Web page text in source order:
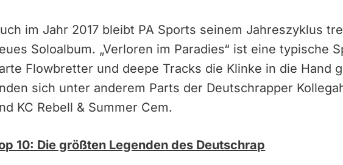
im Jahr 2017 bleibt PA Sports seinem Jahreszyklus
Soloalbum. „Verloren im Paradies“ ist eine typische
Flowbretter und deepe Tracks die Klinke in die Hand
sich unter anderem Parts der Deutschrapper
KC Rebell & Summer Cem.
10: Die größten Legenden des Deutschrap